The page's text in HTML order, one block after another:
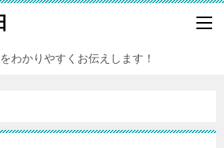
わかりやすくお伝えします！